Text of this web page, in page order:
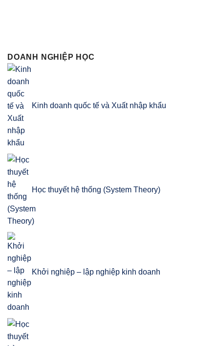
DOANH NGHIỆP HỌC
Kinh doanh quốc tế và Xuất nhập khẩu
Học thuyết hệ thống (System Theory)
Khởi nghiệp – lập nghiệp kinh doanh